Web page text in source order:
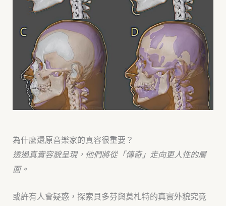
為什麼還原音樂家的真容很重要？
透過真實容貌呈現，他們將從「傳奇」走向更人性的層
面。
或許有人會疑惑，探索貝多芬與莫札特的真實外貌究竟